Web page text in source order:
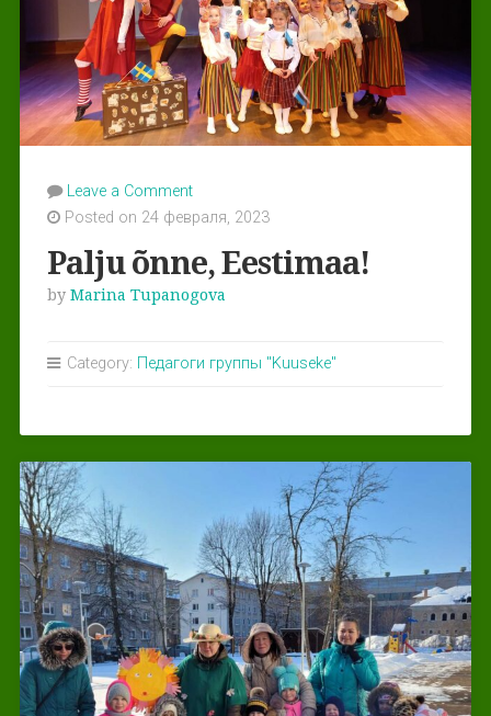
Leave a Comment
Posted on 24 февраля, 2023
Palju õnne, Eestimaa!
by Marina Tupanogova
Category: Педагоги группы "Kuuseke"